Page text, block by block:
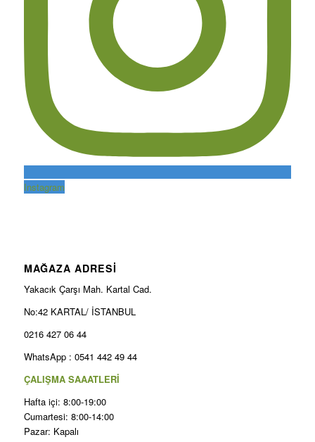
Instagram
MAĞAZA ADRESİ
Yakacık Çarşı Mah. Kartal Cad.
No:42 KARTAL/ İSTANBUL
0216 427 06 44
WhatsApp : 0541 442 49 44
ÇALIŞMA SAAATLERİ
Hafta içi: 8:00-19:00
Cumartesi: 8:00-14:00
Pazar: Kapalı